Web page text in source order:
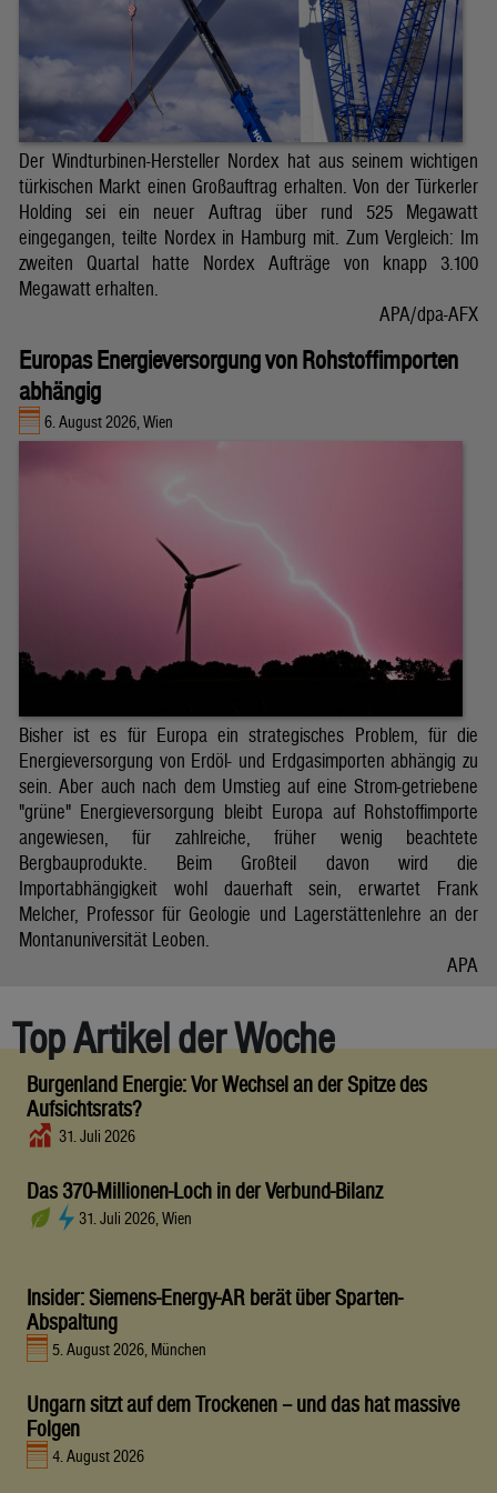
Der Windturbinen-Hersteller Nordex hat aus seinem wichtigen
türkischen Markt einen Großauftrag erhalten. Von der Türkerler
Holding sei ein neuer Auftrag über rund 525 Megawatt
eingegangen, teilte Nordex in Hamburg mit. Zum Vergleich: Im
zweiten Quartal hatte Nordex Aufträge von knapp 3.100
Megawatt erhalten.
APA/dpa-AFX
Europas Energieversorgung von Rohstoffimporten
abhängig
6. August 2026, Wien
Bisher ist es für Europa ein strategisches Problem, für die
Energieversorgung von Erdöl- und Erdgasimporten abhängig zu
sein. Aber auch nach dem Umstieg auf eine Strom-getriebene
"grüne" Energieversorgung bleibt Europa auf Rohstoffimporte
angewiesen, für zahlreiche, früher wenig beachtete
Bergbauprodukte. Beim Großteil davon wird die
Importabhängigkeit wohl dauerhaft sein, erwartet Frank
Melcher, Professor für Geologie und Lagerstättenlehre an der
Montanuniversität Leoben.
APA
Top Artikel der Woche
Burgenland Energie: Vor Wechsel an der Spitze des
Aufsichtsrats?
31. Juli 2026
Das 370-Millionen-Loch in der Verbund-Bilanz
31. Juli 2026, Wien
Insider: Siemens-Energy-AR berät über Sparten-
Abspaltung
5. August 2026, München
Ungarn sitzt auf dem Trockenen – und das hat massive
Folgen
4. August 2026